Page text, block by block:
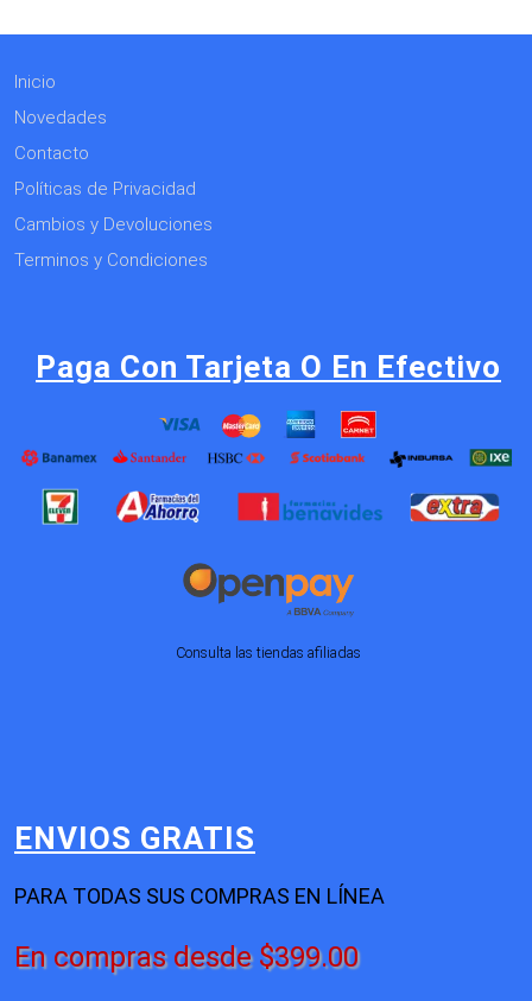
Inicio
Novedades
Contacto
Políticas de Privacidad
Cambios y Devoluciones
Terminos y Condiciones
Paga Con Tarjeta O En Efectivo
Consulta las tiendas afiliadas
ENVIOS GRATIS
PARA TODAS SUS COMPRAS EN LÍNEA
En compras desde $399.00